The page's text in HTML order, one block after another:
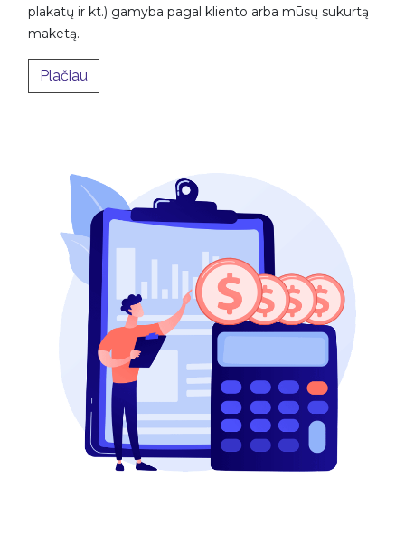
plakatų ir kt.) gamyba pagal kliento arba mūsų sukurtą
maketą.
Plačiau